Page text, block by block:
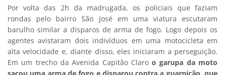
Por volta das 2h da madrugada, os policiais que faziam
rondas pelo bairro São José em uma viatura escutaram
barulho similar a disparos de arma de fogo. Logo depois os
agentes avistaram dois indivíduos em uma motocicleta em
alta velocidade e, diante disso, eles iniciaram a perseguição.
Em um trecho da Avenida Capitão Claroo garupa da moto